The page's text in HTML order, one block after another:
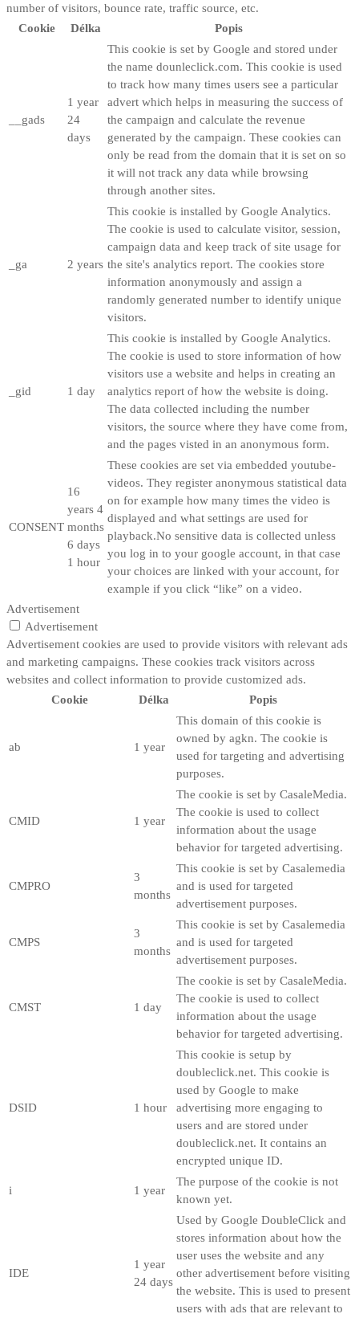
number of visitors, bounce rate, traffic source, etc.
Cookie
Délka Popis
__gads
1 year
24
days
This cookie is set by Google and stored under
the name dounleclick.com. This cookie is used
to track how many times users see a particular
advert which helps in measuring the success of
the campaign and calculate the revenue
generated by the campaign. These cookies can
only be read from the domain that it is set on so
it will not track any data while browsing
through another sites.
_ga 2 years
This cookie is installed by Google Analytics.
The cookie is used to calculate visitor, session,
campaign data and keep track of site usage for
the site's analytics report. The cookies store
information anonymously and assign a
randomly generated number to identify unique
visitors.
_gid 1 day
This cookie is installed by Google Analytics.
The cookie is used to store information of how
visitors use a website and helps in creating an
analytics report of how the website is doing.
The data collected including the number
visitors, the source where they have come from,
and the pages visted in an anonymous form.
CONSENT
16
years 4
months
6 days
1 hour
These cookies are set via embedded youtube-
videos. They register anonymous statistical data
on for example how many times the video is
displayed and what settings are used for
playback.No sensitive data is collected unless
you log in to your google account, in that case
your choices are linked with your account, for
example if you click “like” on a video.
Advertisement
Advertisement
Advertisement cookies are used to provide visitors with relevant ads
and marketing campaigns. These cookies track visitors across
websites and collect information to provide customized ads.
Cookie
Délka Popis
ab 1 year
This domain of this cookie is
owned by agkn. The cookie is
used for targeting and advertising
purposes.
CMID 1 year
The cookie is set by CasaleMedia.
The cookie is used to collect
information about the usage
behavior for targeted advertising.
CMPRO
3
months
This cookie is set by Casalemedia
and is used for targeted
advertisement purposes.
CMPS
3
months
This cookie is set by Casalemedia
and is used for targeted
advertisement purposes.
CMST 1 day
The cookie is set by CasaleMedia.
The cookie is used to collect
information about the usage
behavior for targeted advertising.
DSID 1 hour
This cookie is setup by
doubleclick.net. This cookie is
used by Google to make
advertising more engaging to
users and are stored under
doubleclick.net. It contains an
encrypted unique ID.
i 1 year
The purpose of the cookie is not
known yet.
IDE
1 year
24 days
Used by Google DoubleClick and
stores information about how the
user uses the website and any
other advertisement before visiting
the website. This is used to present
users with ads that are relevant to